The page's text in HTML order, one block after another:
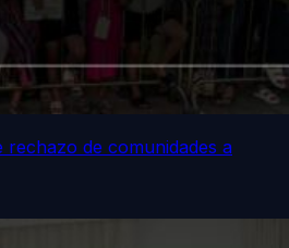
rechazo de comunidades a